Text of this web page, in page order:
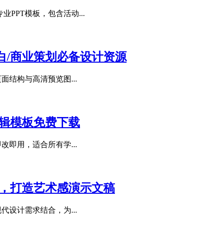
PPT模板，包含活动...
/商业策划必备设计资源
结构与高清预览图...
模板免费下载
即用，适合所有学...
打造艺术感演示文稿
设计需求结合，为...